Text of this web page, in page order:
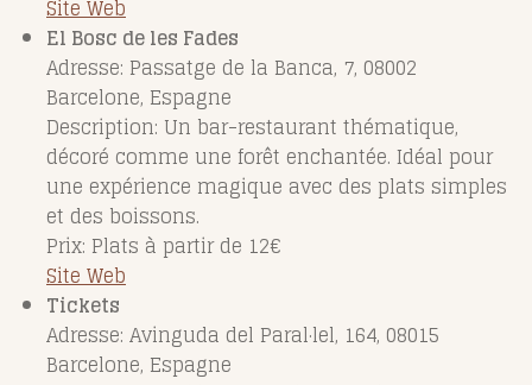
Site Web
El Bosc de les Fades
Adresse: Passatge de la Banca, 7, 08002
Barcelone, Espagne
Description: Un bar-restaurant thématique,
décoré comme une forêt enchantée. Idéal pour
une expérience magique avec des plats simples
et des boissons.
Prix: Plats à partir de 12€
Site Web
Tickets
Adresse: Avinguda del Paral·lel, 164, 08015
Barcelone, Espagne